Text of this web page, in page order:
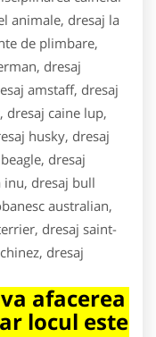
animale, dresaj la
de plimbare,
dresaj
amstaff, dresaj
caine lup,
husky, dresaj
dresaj
inu, dresaj bull
australian,
dresaj saint-
dresaj
afacerea
locul este